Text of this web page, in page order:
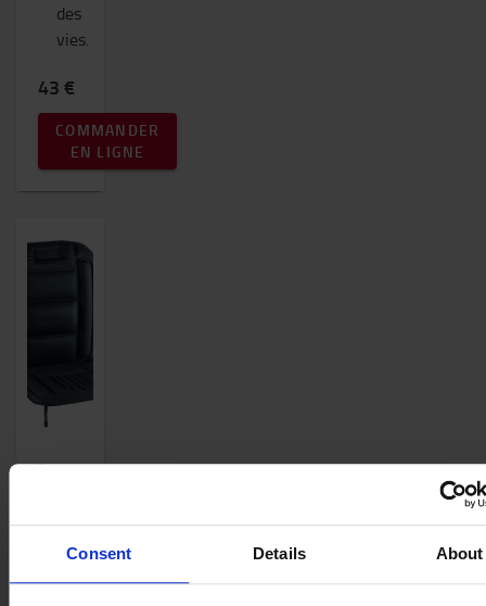
Consent Details About
des
vies.
43 €
COMMANDER
EN LIGNE
Couvre-
chauffant
Deux